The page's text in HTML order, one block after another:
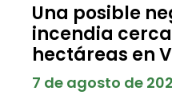
Una posible
incendia
hectáreas en
7 de agosto de